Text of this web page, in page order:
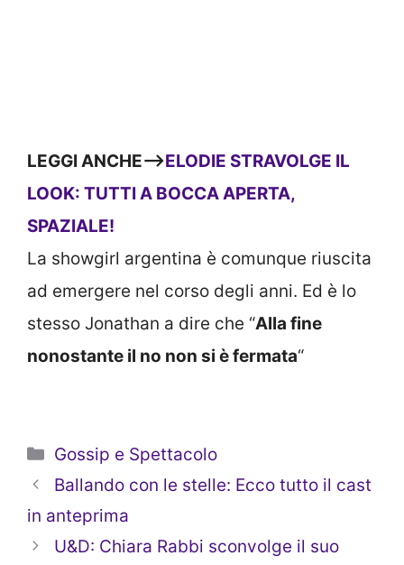
LEGGI ANCHE—>ELODIE STRAVOLGE IL
LOOK: TUTTI A BOCCA APERTA,
SPAZIALE!
La showgirl argentina è comunque riuscita
ad emergere nel corso degli anni. Ed è lo
stesso Jonathan a dire che “Alla fine
nonostante il no non si è fermata“
Categorie
Gossip e Spettacolo
Ballando con le stelle: Ecco tutto il cast
in anteprima
U&D: Chiara Rabbi sconvolge il suo